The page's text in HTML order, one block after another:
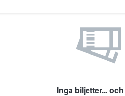
Inga biljetter...